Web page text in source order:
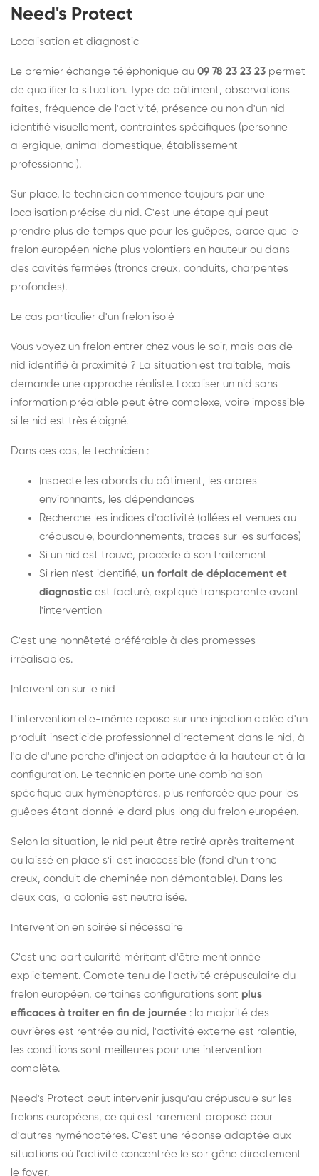
Need's Protect
Localisation et diagnostic
Le premier échange téléphonique au 09 78 23 23 23 permet
de qualifier la situation. Type de bâtiment, observations
faites, fréquence de l'activité, présence ou non d'un nid
identifié visuellement, contraintes spécifiques (personne
allergique, animal domestique, établissement
professionnel).
Sur place, le technicien commence toujours par une
localisation précise du nid. C'est une étape qui peut
prendre plus de temps que pour les guêpes, parce que le
frelon européen niche plus volontiers en hauteur ou dans
des cavités fermées (troncs creux, conduits, charpentes
profondes).
Le cas particulier d'un frelon isolé
Vous voyez un frelon entrer chez vous le soir, mais pas de
nid identifié à proximité ? La situation est traitable, mais
demande une approche réaliste. Localiser un nid sans
information préalable peut être complexe, voire impossible
si le nid est très éloigné.
Dans ces cas, le technicien :
Inspecte les abords du bâtiment, les arbres
environnants, les dépendances
Recherche les indices d'activité (allées et venues au
crépuscule, bourdonnements, traces sur les surfaces)
Si un nid est trouvé, procède à son traitement
Si rien n'est identifié, un forfait de déplacement et
diagnostic est facturé, expliqué transparente avant
l'intervention
C'est une honnêteté préférable à des promesses
irréalisables.
Intervention sur le nid
L'intervention elle-même repose sur une injection ciblée d'un
produit insecticide professionnel directement dans le nid, à
l'aide d'une perche d'injection adaptée à la hauteur et à la
configuration. Le technicien porte une combinaison
spécifique aux hyménoptères, plus renforcée que pour les
guêpes étant donné le dard plus long du frelon européen.
Selon la situation, le nid peut être retiré après traitement
ou laissé en place s'il est inaccessible (fond d'un tronc
creux, conduit de cheminée non démontable). Dans les
deux cas, la colonie est neutralisée.
Intervention en soirée si nécessaire
C'est une particularité méritant d'être mentionnée
explicitement. Compte tenu de l'activité crépusculaire du
frelon européen, certaines configurations sont plus
efficaces à traiter en fin de journée : la majorité des
ouvrières est rentrée au nid, l'activité externe est ralentie,
les conditions sont meilleures pour une intervention
complète.
Need's Protect peut intervenir jusqu'au crépuscule sur les
frelons européens, ce qui est rarement proposé pour
d'autres hyménoptères. C'est une réponse adaptée aux
situations où l'activité concentrée le soir gêne directement
le foyer.